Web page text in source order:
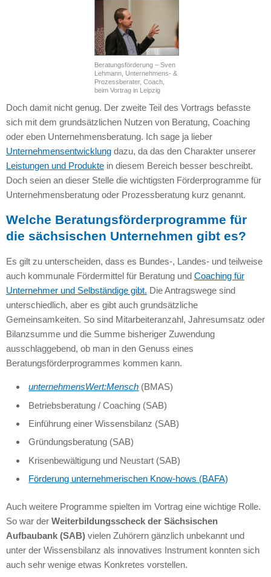
Beratungsförderung – Sven
Lehmann, Unternehmens- &
Prozessberater, Coach,
beim Vortrag in Leipzig
Doch damit nicht genug. Der zweite Teil des Vortrags befasste
sich mit dem grundsätzlichen Nutzen von Beratung, Coaching
oder eben Unternehmensberatung. Ich sage ja lieber
Unternehmensentwicklungdazu, da das den Charakter unserer
Leistungen und Produktein diesem Bereich besser beschreibt.
Doch seien an dieser Stelle die wichtigsten Förderprogramme für
Unternehmensberatung oder Prozessberatung kurz genannt.
Welche Beratungsförderprogramme für
die sächsischen Unternehmen gibt es?
Es gilt zu unterscheiden, dass es Bundes-, Landes- und teilweise
auch kommunale Fördermittel für Beratung und Coaching für
Unternehmer und Selbständige gibt. Die Antragswege sind
unterschiedlich, aber es gibt auch grundsätzliche
Gemeinsamkeiten. So sind Mitarbeiteranzahl, Jahresumsatz oder
Bilanzsumme und die Summe bisheriger Zuwendung
ausschlaggebend, ob man in den Genuss eines
Beratungsförderprogrammes kommen kann.
unternehmensWert:Mensch (BMAS)
Betriebsberatung / Coaching (SAB)
Einführung einer Wissensbilanz (SAB)
Gründungsberatung (SAB)
Krisenbewältigung und Neustart (SAB)
Förderung unternehmerischen Know-hows (BAFA)
Auch weitere Programme spielten im Vortrag eine wichtige Rolle.
So war der Weiterbildungsscheck der Sächsischen
Aufbaubank (SAB)vielen Zuhörern gänzlich unbekannt und
unter der Wissensbilanz als innovatives Instrument konnten sich
auch sehr wenige etwas Konkretes vorstellen.